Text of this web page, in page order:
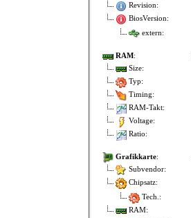
Revision:
BiosVersion:
extern:
RAM:
Size:
Typ:
Timing:
RAM-Takt:
Voltage:
Ratio:
Grafikkarte:
Subvendor:
Chipsatz:
Tech.:
RAM: